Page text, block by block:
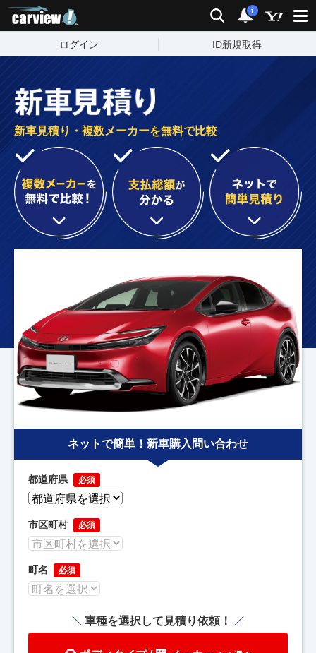
検索 通知
i
ログイン ID新規取得
新車見積り・複数メーカーを無料で比較
ネットで簡単！新車購入問い合わせ
都道府県 必須
市区町村 必須
町名 必須
車種を選択して見積り依頼！